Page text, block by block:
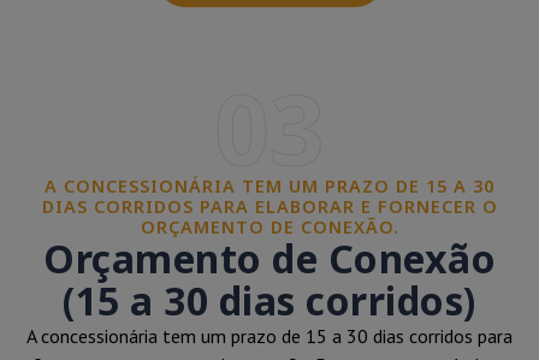
A CONCESSIONÁRIA TEM UM PRAZO DE 15 A 30
DIAS CORRIDOS PARA ELABORAR E FORNECER O
ORÇAMENTO DE CONEXÃO.
Orçamento de Conexão
(15 a 30 dias corridos)
A concessionária tem um prazo de 15 a 30 dias corridos para